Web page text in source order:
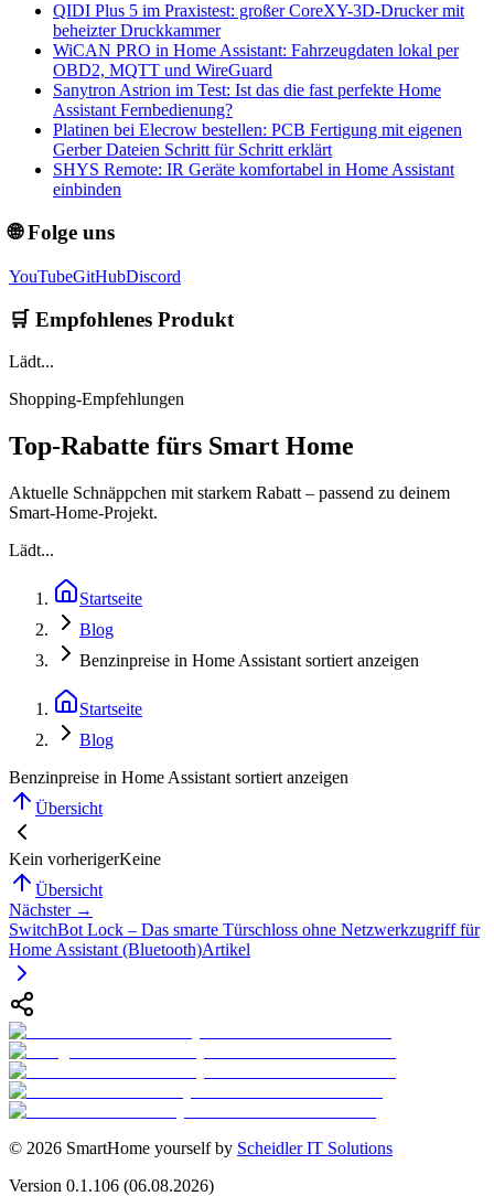
QIDI Plus 5 im Praxistest: großer CoreXY-3D-Drucker mit
beheizter Druckkammer
WiCAN PRO in Home Assistant: Fahrzeugdaten lokal per
OBD2, MQTT und WireGuard
Sanytron Astrion im Test: Ist das die fast perfekte Home
Assistant Fernbedienung?
Platinen bei Elecrow bestellen: PCB Fertigung mit eigenen
Gerber Dateien Schritt für Schritt erklärt
SHYS Remote: IR Geräte komfortabel in Home Assistant
einbinden
🌐 Folge uns
YouTubeGitHubDiscord
🛒 Empfohlenes Produkt
Lädt...
Shopping-Empfehlungen
Top-Rabatte fürs Smart Home
Aktuelle Schnäppchen mit starkem Rabatt – passend zu deinem
Smart-Home-Projekt.
Lädt...
Startseite
Blog
Benzinpreise in Home Assistant sortiert anzeigen
Startseite
Blog
Benzinpreise in Home Assistant sortiert anzeigen
Übersicht
Kein vorherigerKeine
Übersicht
Nächster →
SwitchBot Lock – Das smarte Türschloss ohne Netzwerkzugriff für
Home Assistant (Bluetooth)Artikel
© 2026 SmartHome yourself by Scheidler IT Solutions
Version 0.1.106 (06.08.2026)